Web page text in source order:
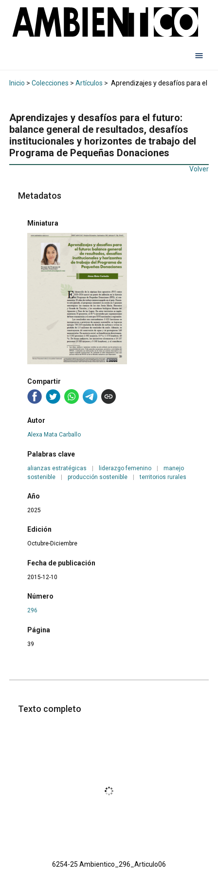
Inicio > Colecciones > Artículos > Aprendizajes y desafíos para el
Aprendizajes y desafíos para el futuro:
balance general de resultados, desafíos
institucionales y horizontes de trabajo del
Programa de Pequeñas Donaciones
Volver
Metadatos
Miniatura
Compartir
Autor
Alexa Mata Carballo
Palabras clave
alianzas estratégicas | liderazgo femenino |
manejo
sostenible
| producción sostenible | territorios rurales
Año
2025
Edición
Octubre-Diciembre
Fecha de publicación
2015-12-10
Número
296
Página
39
Texto completo
6254-25 Ambientico_296_Articulo06